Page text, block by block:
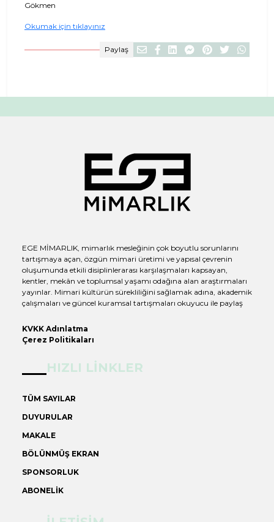
Gökmen
Okumak için tıklayınız
Paylaş
EGE MİMARLIK, mimarlık mesleğinin çok boyutlu sorunlarını
tartışmaya açan, özgün mimari üretimi ve yapısal çevrenin
oluşumunda etkili disiplinlerarası karşılaşmaları kapsayan,
kentler, mekân ve toplumsal yaşamı odağına alan araştırmaları
yayınlar. Mimari kültürün sürekliliğini sağlamak adına, akademik
çalışmaları ve güncel kuramsal tartışmaları okuyucu ile paylaş
KVKK Adınlatma
Çerez Politikaları
HIZLI LİNKLER
TÜM SAYILAR
DUYURULAR
MAKALE
BÖLÜNMÜŞ EKRAN
SPONSORLUK
ABONELİK